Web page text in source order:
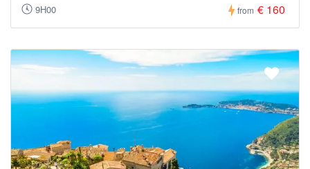
9H00 from € 160